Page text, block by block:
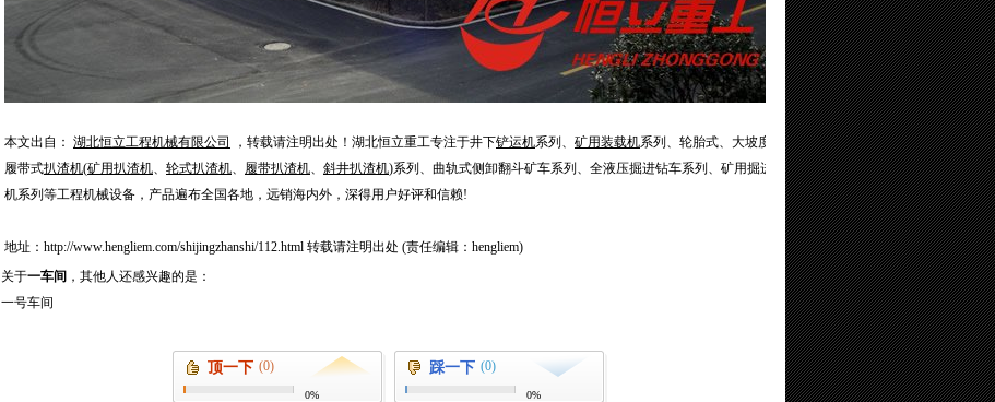
本文出自： 湖北恒立工程机械有限公司 ，转载请注明出处！湖北恒立重工专注于井下铲运机系列、 矿用装载机系列、轮胎式、大坡度
履带式扒渣机(矿用扒渣机、 轮式扒渣机、 履带扒渣机、 斜井扒渣机)系列、曲轨式侧卸翻斗矿车系列、全液压掘进钻车系列、矿用掘进
机系列等工程机械设备，产品遍布全国各地，远销海内外，深得用户好评和信赖!
地址： http://www.hengliem.com/shijingzhanshi/112.html 转载请注明出处 (责任编辑：hengliem)
关于一车间 ，其他人还感兴趣的是：
一号车间
顶一下 (0)
0%
踩一下 (0)
0%